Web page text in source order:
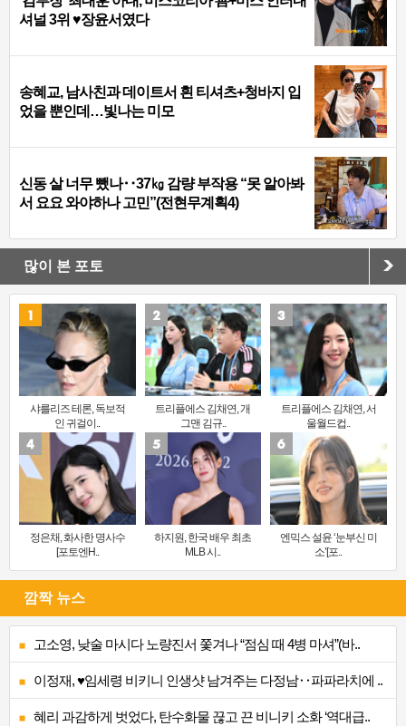
셔널 3위 ♥장윤서였다
송혜교, 남사친과 데이트서 흰 티셔츠+청바지 입
었을 뿐인데…빛나는 미모
신동 살 너무 뺐나‥37㎏ 감량 부작용 “못 알아봐
서 요요 와야하나 고민”(전현무계획4)
많이 본 포토
샤를리즈 테론, 독보적
인 귀걸이..
트리플에스 김채연, 개
그맨 김규..
트리플에스 김채연, 서
울월드컵..
정은채, 화사한 명사수
[포토엔H..
하지원, 한국 배우 최초
MLB 시..
엔믹스 설윤 ‘눈부신 미
소’[포..
깜짝 뉴스
고소영, 낮술 마시다 노량진서 쫓겨나 “점심 때 4병 마셔”(바..
이정재, ♥임세령 비키니 인생샷 남겨주는 다정남‥파파라치에 ..
혜리 과감하게 벗었다, 탄수화물 끊고 끈 비니키 소화 ‘역대급..